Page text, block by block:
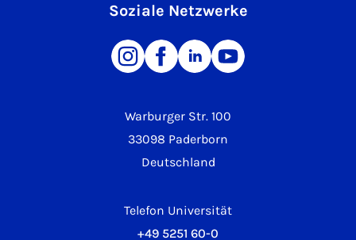
Warburger Str. 100
33098 Paderborn
Deutschland
Telefon Universität
+49 5251 60-0
Soziale Netzwerke